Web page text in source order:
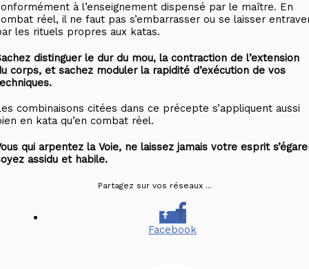
à l’enseignement dispensé par le maître. En
réel, il ne faut pas s’embarrasser ou se laisser
les rituels propres aux katas.
distinguer le dur du mou, la contraction de l’extension
corps, et sachez moduler la rapidité d’exécution de vos
combinaisons citées dans ce précepte s’appliquent aussi
en kata qu’en combat réel.
qui arpentez la Voie, ne laissez jamais votre esprit
assidu et habile.
Partagez sur vos réseaux ...
Facebook